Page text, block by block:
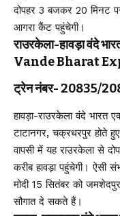
दोपहर 3 बजकर 20 मिनट
आगरा कैंट पहुंचेगी।
राउरकेला-हावड़ा वंदे
Vande Bharat
ट्रेन नंबर- 20835/
हावड़ा-राउरकेला वंदे भारत
टाटानगर, चक्रधरपुर होते
वापसी में यह राउरकेला से
करीब हावड़ा पहुंचेगी। ऐसी
मोदी 15 सितंबर को
सौगात दे सकते हैं।